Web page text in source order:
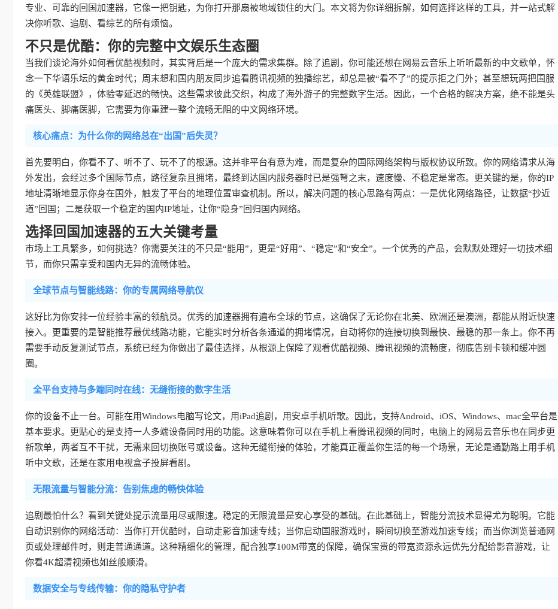
专业、可靠的回国加速器，它像一把钥匙，为你打开那扇被地域锁住的大门。本文将为你详细拆解，如何选择这样的工具，并一站式解
决你听歌、追剧、看综艺的所有烦恼。
不只是优酷：你的完整中文娱乐生态圈
当我们谈论海外如何看优酷视频时，其实背后是一个庞大的需求集群。除了追剧，你可能还想在网易云音乐上听听最新的中文歌单，怀
念一下华语乐坛的黄金时代；周末想和国内朋友同步追看腾讯视频的独播综艺，却总是被“看不了”的提示拒之门外；甚至想玩两把国服
的《英雄联盟》，体验零延迟的畅快。这些需求彼此交织，构成了海外游子的完整数字生活。因此，一个合格的解决方案，绝不能是头
痛医头、脚痛医脚，它需要为你重建一整个流畅无阻的中文网络环境。
核心痛点：为什么你的网络总在“出国”后失灵？
首先要明白，你看不了、听不了、玩不了的根源。这并非平台有意为难，而是复杂的国际网络架构与版权协议所致。你的网络请求从海
外发出，会经过多个国际节点，路径复杂且拥堵，最终到达国内服务器时已是强弩之末，速度慢、不稳定是常态。更关键的是，你的IP
地址清晰地显示你身在国外，触发了平台的地理位置审查机制。所以，解决问题的核心思路有两点：一是优化网络路径，让数据“抄近
道”回国；二是获取一个稳定的国内IP地址，让你“隐身”回归国内网络。
选择回国加速器的五大关键考量
市场上工具繁多，如何挑选？你需要关注的不只是“能用”，更是“好用”、“稳定”和“安全”。一个优秀的产品，会默默处理好一切技术细
节，而你只需享受和国内无异的流畅体验。
全球节点与智能线路：你的专属网络导航仪
这好比为你安排一位经验丰富的领航员。优秀的加速器拥有遍布全球的节点，这确保了无论你在北美、欧洲还是澳洲，都能从附近快速
接入。更重要的是智能推荐最优线路功能，它能实时分析各条通道的拥堵情况，自动将你的连接切换到最快、最稳的那一条上。你不再
需要手动反复测试节点，系统已经为你做出了最佳选择，从根源上保障了观看优酷视频、腾讯视频的流畅度，彻底告别卡顿和缓冲圆
圈。
全平台支持与多端同时在线：无缝衔接的数字生活
你的设备不止一台。可能在用Windows电脑写论文，用iPad追剧，用安卓手机听歌。因此，支持Android、iOS、Windows、mac全平台是
基本要求。更贴心的是支持一人多端设备同时用的功能。这意味着你可以在手机上看腾讯视频的同时，电脑上的网易云音乐也在同步更
新歌单，两者互不干扰，无需来回切换账号或设备。这种无缝衔接的体验，才能真正覆盖你生活的每一个场景，无论是通勤路上用手机
听中文歌，还是在家用电视盒子投屏看剧。
无限流量与智能分流：告别焦虑的畅快体验
追剧最怕什么？看到关键处提示流量用尽或限速。稳定的无限流量是安心享受的基础。在此基础上，智能分流技术显得尤为聪明。它能
自动识别你的网络活动：当你打开优酷时，自动走影音加速专线；当你启动国服游戏时，瞬间切换至游戏加速专线；而当你浏览普通网
页或处理邮件时，则走普通通道。这种精细化的管理，配合独享100M带宽的保障，确保宝贵的带宽资源永远优先分配给影音游戏，让
你看4K超清视频也如丝般顺滑。
数据安全与专线传输：你的隐私守护者